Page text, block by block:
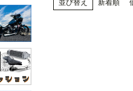
並び替え 新着順